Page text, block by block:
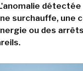
surchauffe, une
ou des